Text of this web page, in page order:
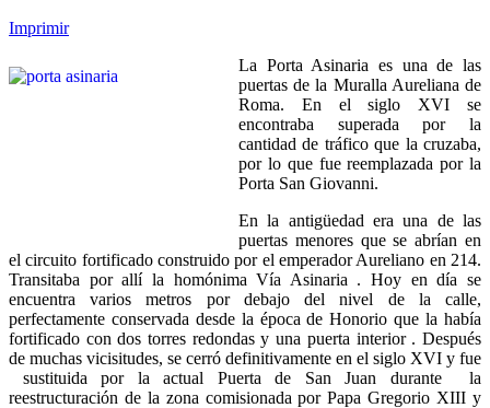
Imprimir
La Porta Asinaria es una de las
puertas de la Muralla Aureliana de
Roma. En el siglo XVI se
encontraba superada por la
cantidad de tráfico que la cruzaba,
por lo que fue reemplazada por la
Porta San Giovanni.
En la antigüedad era una de las
puertas menores que se abrían en
el circuito fortificado construido por el emperador Aureliano en 214.
Transitaba por allí la homónima Vía Asinaria . Hoy en día se
encuentra varios metros por debajo del nivel de la calle,
perfectamente conservada desde la época de Honorio que la había
fortificado con dos torres redondas y una puerta interior . Después
de muchas vicisitudes, se cerró definitivamente en el siglo XVI y fue
sustituida por la actual Puerta de San Juan durante la
reestructuración de la zona comisionada por Papa Gregorio XIII y